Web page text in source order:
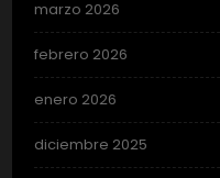
marzo 2026
febrero 2026
enero 2026
diciembre 2025